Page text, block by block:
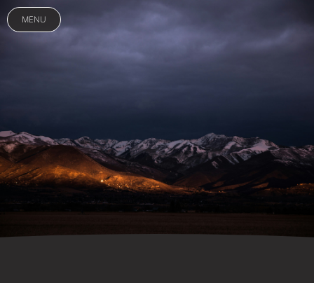
MENU